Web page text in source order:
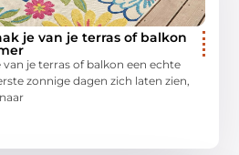
je van je terras of balkon
je terras of balkon een echte
zonnige dagen zich laten zien,